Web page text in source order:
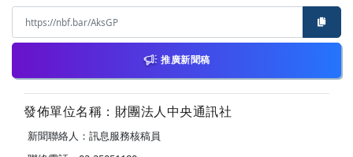
推廣新聞稿
發佈單位名稱：財團法人中央通訊社
新聞聯絡人：訊息服務核稿員